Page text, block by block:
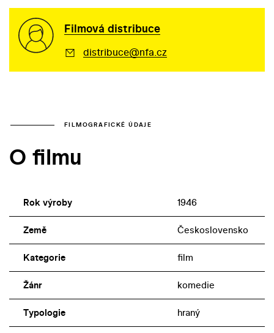
Filmová distribuce
distribuce@nfa.cz
FILMOGRAFICKÉ ÚDAJE
O filmu
Rok výroby 1946
Země Československo
Kategorie film
Žánr komedie
Typologie hraný